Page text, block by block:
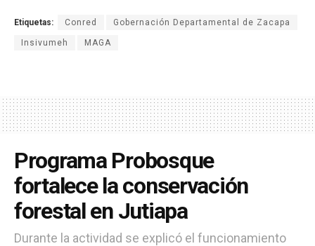
Etiquetas: Conred Gobernación Departamental de Zacapa
Insivumeh MAGA
Programa Probosque
fortalece la conservación
forestal en Jutiapa
Durante la actividad se explicó el funcionamiento